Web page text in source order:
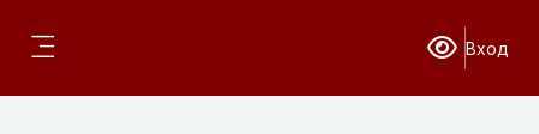
Версия для
Вход